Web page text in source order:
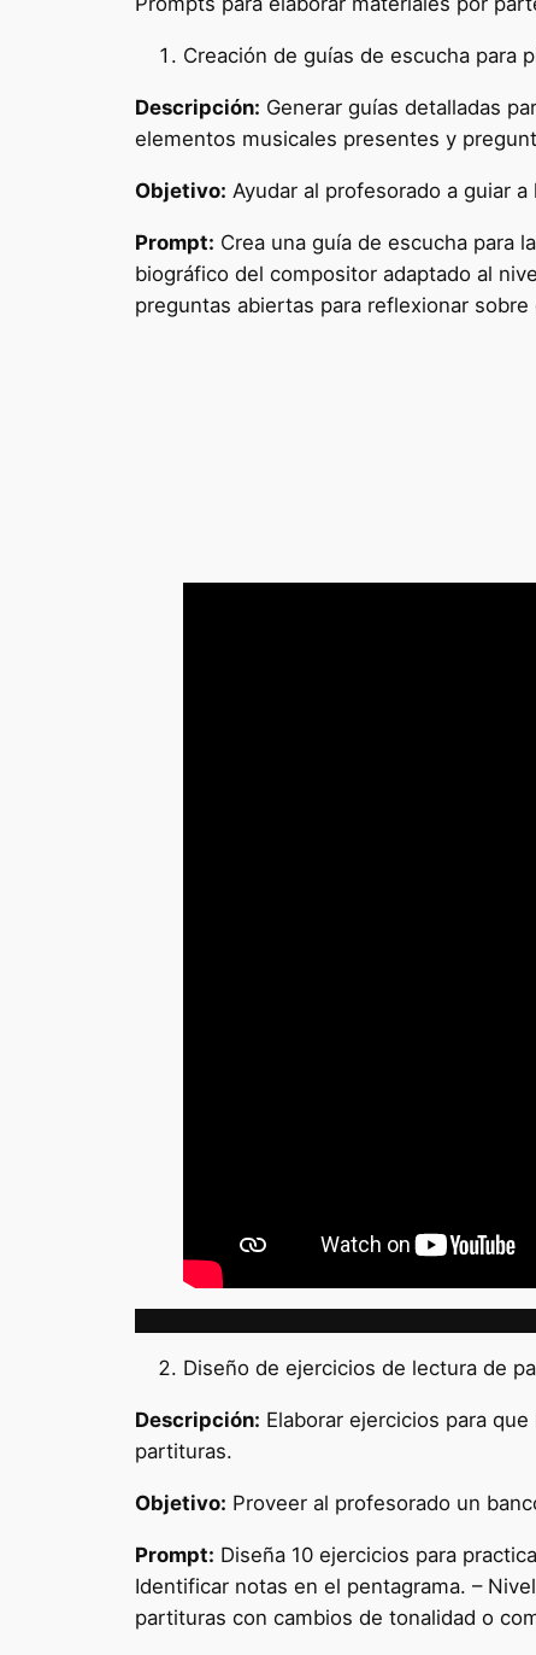
Creación de guías de escucha para
Descripción: Generar guías detalladas
elementos musicales presentes y
Objetivo: Ayudar al profesorado a guiar
Prompt: Crea una guía de escucha para
biográfico del compositor adaptado al
preguntas abiertas para reflexionar
Diseño de ejercicios de lectura de
Descripción: Elaborar ejercicios para
partituras.
Objetivo: Proveer al profesorado un
Prompt: Diseña 10 ejercicios para
Identificar notas en el pentagrama. –
partituras con cambios de tonalidad o